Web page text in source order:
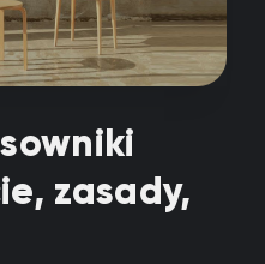
zasady,